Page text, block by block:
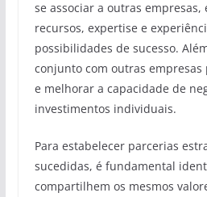
se associar a outras
recursos, expertise e
possibilidades de sucesso.
conjunto com outras
e melhorar a capacidade de
investimentos individuais.
Para estabelecer parcerias
sucedidas, é fundamental
compartilhem os mesmos